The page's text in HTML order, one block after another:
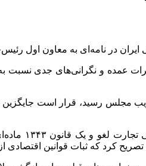
ایران در نامه‌ای به معاون اول
عمده و نگرانی‌های جدی نسبت
طبق
کرد که ثبات قوانین